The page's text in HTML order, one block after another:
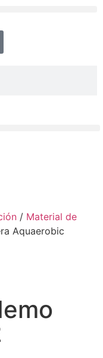
/ Material de
Aquaerobic